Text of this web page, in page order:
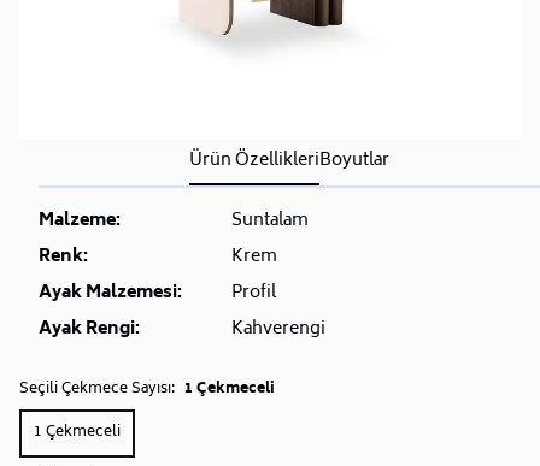
Ürün ÖzellikleriBoyutlar
Malzeme:
Suntalam
Renk:
Krem
Ayak Malzemesi:
Profil
Ayak Rengi:
Kahverengi
Seçili Çekmece Sayısı: 1 Çekmeceli
1 Çekmeceli